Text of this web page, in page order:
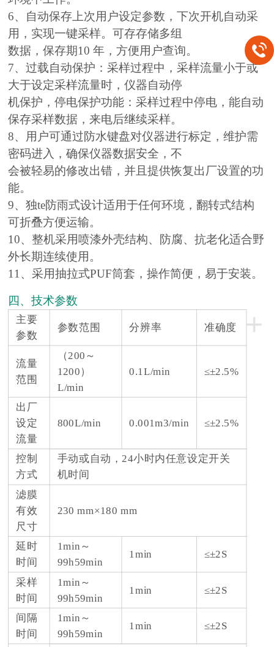
6、自动保存上次用户设定参数，下次开机自动采
用，实现一键采样。可存存储多组
数据，保存期10 年，方便用户查询。
7、过载自动保护：采样过程中，采样流量小于或
大于设定采样流量时，仪器自动停
机保护，停电保护功能：采样过程中停电，能自动
保存采样数据，来电后继续采样。
8、用户可通过防水键盘对仪器进行标定，维护需
密码进入，确保仪器数据安全，不
会被轻易的修改出错，并且提供恢复出厂设置的功
能。
9、独te防雨式设计适用于任何环境，翻转式结构
可折叠方便运输。
10、整机采用喷漆外壳结构、防腐、抗老化适合野
外长期连续使用。
11、采用抽拉式PUF筒套，操作简便，易于安装。
四、技术参数
+
主要
参数
参数范围 分辨率 准确度
流量
范围
（200～
1200）
L/min
0.1L/min ≤±2.5%
出厂
设定
流量
800L/min 0.001m3/min ≤±2.5%
控制
方式
手动或自动，24小时内任意设定开关
机时间
滤膜
有效
尺寸
230 mm×180 mm
延时
时间
1min～
99h59min
1min ≤±2S
采样
时间
1min～
99h59min
1min ≤±2S
间隔
时间
1min～
99h59min
1min ≤±2S